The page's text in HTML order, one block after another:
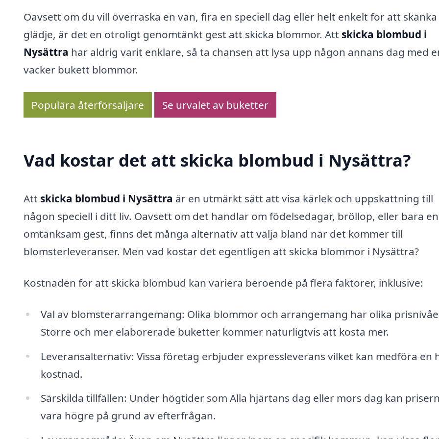
Oavsett om du vill överraska en vän, fira en speciell dag eller helt enkelt för att skänka
glädje, är det en otroligt genomtänkt gest att skicka blommor. Att skicka blombud i
Nysättra har aldrig varit enklare, så ta chansen att lysa upp någon annans dag med
vacker bukett blommor.
Populära återförsäljare Se urvalet av buketter
Vad kostar det att skicka blombud i Nysättra?
Att skicka blombud i Nysättra är en utmärkt sätt att visa kärlek och uppskattning till
någon speciell i ditt liv. Oavsett om det handlar om födelsedagar, bröllop, eller bara en
omtänksam gest, finns det många alternativ att välja bland när det kommer till
blomsterleveranser. Men vad kostar det egentligen att skicka blommor i Nysättra?
Kostnaden för att skicka blombud kan variera beroende på flera faktorer, inklusive:
Val av blomsterarrangemang: Olika blommor och arrangemang har olika
Större och mer elaborerade buketter kommer naturligtvis att kosta mer.
Leveransalternativ: Vissa företag erbjuder expressleverans vilket kan medföra en
kostnad.
Särskilda tillfällen: Under högtider som Alla hjärtans dag eller mors dag kan
vara högre på grund av efterfrågan.